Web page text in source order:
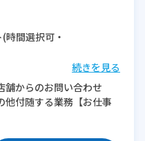
時間選択可・
続きを見る
舗からのお問い合わせ
他付随する業務【お仕事